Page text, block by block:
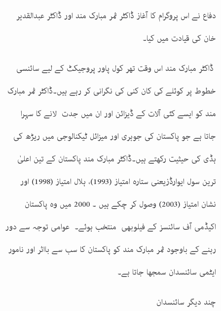
دفاع نے اس پروگرام کا آغاز ڈاکٹر ثمر مبارک مند اور ڈاکٹر عبدالقدیر
خان کی قیادت میں کیا۔
ڈاکٹر مبارک مند اس وقت تھر کول پاور پروجیکٹ کے لیے سائنسی
خطوط پر کوئلے کی کان کنی کی نگرانی کر رہے ہیں۔ڈاکٹر ثمر مبارک
مند کو ایسے کئی آلات کے ڈیزائن اور ان میں جدت لانے کا سہرا
جاتا ہے جو پاکستان کی جوہری اور میزائل ٹیکنالوجی میں ریڑھ کی
ہڈی کی حیثیت رکھتے ہیں۔ڈاکٹر مبارک مند پاکستان کے تین اعلیٰ
ترین سول ایوارڈزیعنی ستارہ امتیاز (1993)، ہلال امتیاز (1998) اور
نشان امتیاز (2003) وصول کر چکے ہیں ۔ 2000 میں وہ پاکستان
اکیڈمی آف سائنسز کے فیلوبھی منتخب ہوئے۔ عوامی توجہ سے دور
رہنے کے باوجود ثمر مبارک مند کو پاکستان کا سب سے بااثر اور نامور
ایٹمی سائنسدان سمجھا جاتا ہے۔
چند دیگر سائنسدان